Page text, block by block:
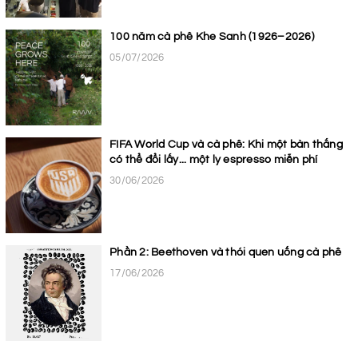
100 năm cà phê Khe Sanh (1926–2026)
05/07/2026
FIFA World Cup và cà phê: Khi một bàn thắng
có thể đổi lấy... một ly espresso miễn phí
30/06/2026
Phần 2: Beethoven và thói quen uống cà phê
17/06/2026